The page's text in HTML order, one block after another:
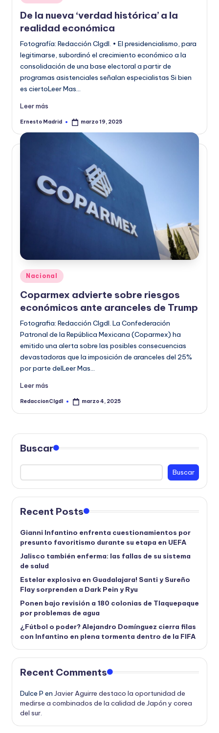
o
r
m
a
ti
v
a
en
De la nueva ‘verdad histórica’ a la
realidad económica
Fotografía: Redacción CIgdl. • El presidencialismo, para
legitimarse, subordinó el crecimiento económico a la
consolidación de una base electoral a partir de
programas asistenciales señalan especialistas Si bien
es ciertoLeer Mas…
Leer más
Publicado
Ernesto Madrid marzo 19, 2025
Publicado
en
Nacional
Coparmex advierte sobre riesgos
económicos ante aranceles de Trump
Fotografia: Redacción CIgdl. La Confederación
Patronal de la República Mexicana (Coparmex) ha
emitido una alerta sobre las posibles consecuencias
devastadoras que la imposición de aranceles del 25%
por parte delLeer Mas…
Leer más
Publicado
RedaccionCIgdl marzo 4, 2025
Buscar
Buscar
Recent Posts
Gianni Infantino enfrenta cuestionamientos por
presunto favoritismo durante su etapa en UEFA
Jalisco también enferma: las fallas de su sistema
de salud
Estelar explosiva en Guadalajara! Santi y Sureño
Flay sorprenden a Dark Pein y Ryu
Ponen bajo revisión a 180 colonias de Tlaquepaque
por problemas de agua
¿Fútbol o poder? Alejandro Domínguez cierra filas
con Infantino en plena tormenta dentro de la FIFA
Recent Comments
Dulce P en Javier Aguirre destaco la oportunidad de
medirse a combinados de la calidad de Japón y corea
del sur.